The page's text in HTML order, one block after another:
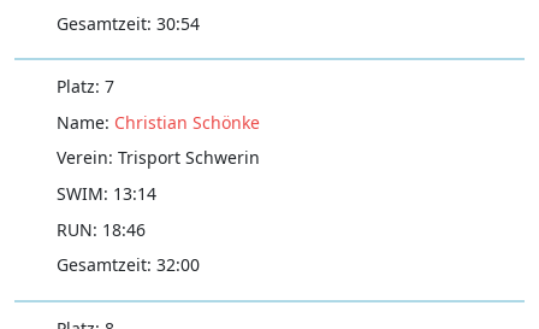
30:54
7
Christian Schönke
Trisport Schwerin
13:14
18:46
32:00